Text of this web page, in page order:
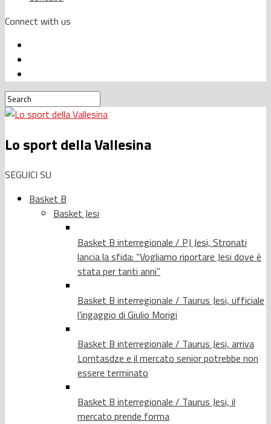
Connect with us
Lo sport della Vallesina
SEGUICI SU
Basket B
Basket Jesi
Basket B interregionale / PJ Jesi, Stronati
lancia la sfida: “Vogliamo riportare Jesi dove è
stata per tanti anni”
Basket B interregionale / Taurus Jesi, ufficiale
l’ingaggio di Giulio Morigi
Basket B interregionale / Taurus Jesi, arriva
Lomtasdze e il mercato senior potrebbe non
essere terminato
Basket B interregionale / Taurus Jesi, il
mercato prende forma